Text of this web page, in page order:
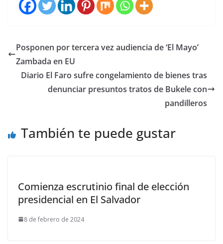
Posponen por tercera vez audiencia de ‘El Mayo’
Zambada en EU
Diario El Faro sufre congelamiento de bienes tras
denunciar presuntos tratos de Bukele con
pandilleros
También te puede gustar
Comienza escrutinio final de elección
presidencial en El Salvador
8 de febrero de 2024